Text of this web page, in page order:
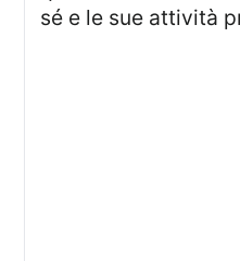
sé e le sue attività